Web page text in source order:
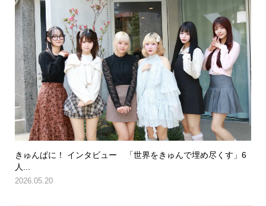
きゅんぱに！ インタビュー 「世界をきゅんで埋め尽くす」6
人...
2026.05.20